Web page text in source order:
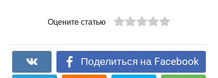
Оцените статью
Поделиться на Facebook